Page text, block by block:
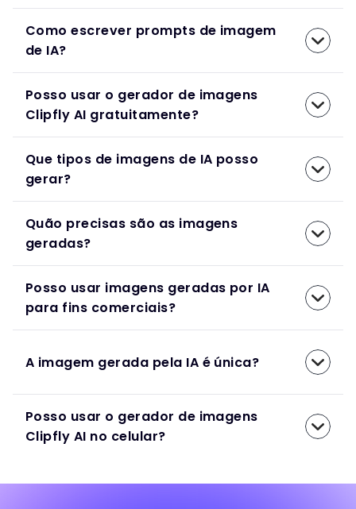
Como escrever prompts de imagem
de IA?
Posso usar o gerador de imagens
Clipfly AI gratuitamente?
Que tipos de imagens de IA posso
gerar?
Quão precisas são as imagens
geradas?
Posso usar imagens geradas por IA
para fins comerciais?
A imagem gerada pela IA é única?
Posso usar o gerador de imagens
Clipfly AI no celular?